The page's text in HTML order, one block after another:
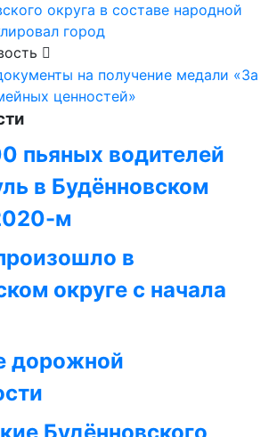
округа в составе народной
город
на получение медали «За
ценностей»
пьяных водителей
в Будённовском
м
в
округе с начала
дорожной